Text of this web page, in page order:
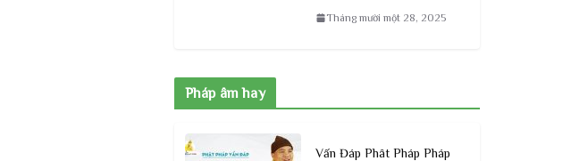
Tháng mười một 28, 2025
Pháp âm hay
Vấn Đáp Phât Pháp Pháp